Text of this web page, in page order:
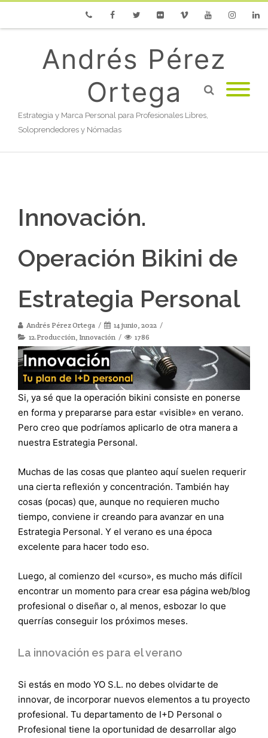
Andrés Pérez
Ortega
Estrategia y Marca Personal para Profesionales Libres,
Soloprendedores y Nómadas
Innovación.
Operación Bikini de
Estrategia Personal
Andrés Pérez Ortega
14 junio, 2022
12.Producción, Innovación 1786
Si, ya sé que la operación bikini consiste en ponerse
en forma y prepararse para estar «visible» en verano.
Pero creo que podríamos aplicarlo de otra manera a
nuestra Estrategia Personal.
Muchas de las cosas que planteo aquí suelen requerir
una cierta reflexión y concentración. También hay
cosas (pocas) que, aunque no requieren mucho
tiempo, conviene ir creando para avanzar en una
Estrategia Personal. Y el verano es una época
excelente para hacer todo eso.
Luego, al comienzo del «curso», es mucho más difícil
encontrar un momento para crear esa página web/blog
profesional o diseñar o, al menos, esbozar lo que
querrías conseguir los próximos meses.
La innovación es para el verano
Si estás en modo YO S.L. no debes olvidarte de
innovar, de incorporar nuevos elementos a tu proyecto
profesional. Tu departamento de I+D Personal o
Profesional tiene la oportunidad de desarrollar algo